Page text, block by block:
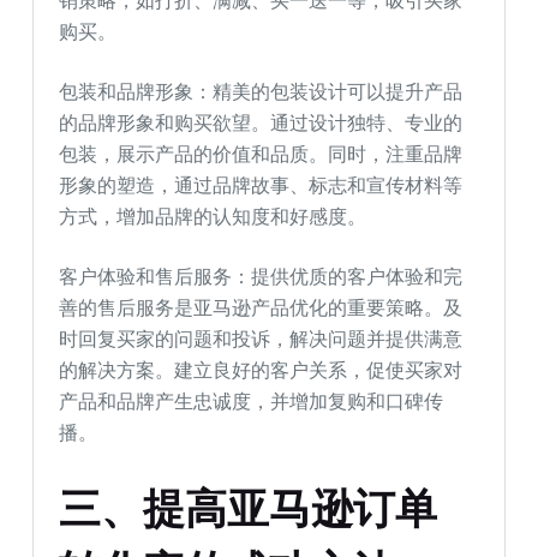
购买。
包装和品牌形象：精美的包装设计可以提升产品
的品牌形象和购买欲望。通过设计独特、专业的
包装，展示产品的价值和品质。同时，注重品牌
形象的塑造，通过品牌故事、标志和宣传材料等
方式，增加品牌的认知度和好感度。
客户体验和售后服务：提供优质的客户体验和完
善的售后服务是亚马逊产品优化的重要策略。及
时回复买家的问题和投诉，解决问题并提供满意
的解决方案。建立良好的客户关系，促使买家对
产品和品牌产生忠诚度，并增加复购和口碑传
播。
三、提高亚马逊订单